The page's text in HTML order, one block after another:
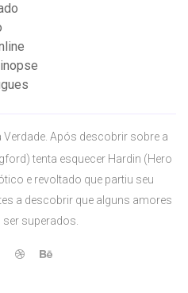
Após descobrir sobre a
tenta esquecer Hardin (Hero
e revoltado que partiu seu
a descobrir que alguns amores
superados.